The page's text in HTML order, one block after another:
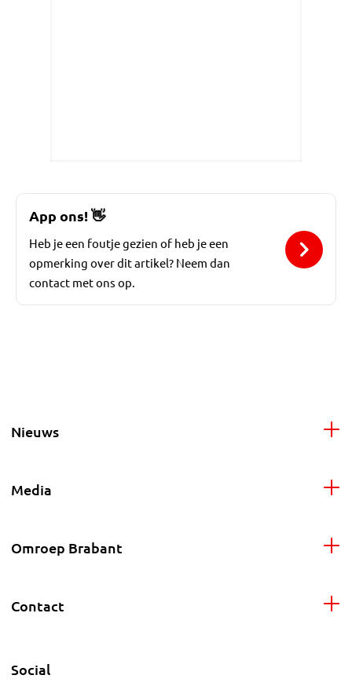
App ons!👋
Heb je een foutje gezien of heb je een
opmerking over dit artikel? Neem dan
contact met ons op.
Nieuws
Media
Omroep Brabant
Contact
Social